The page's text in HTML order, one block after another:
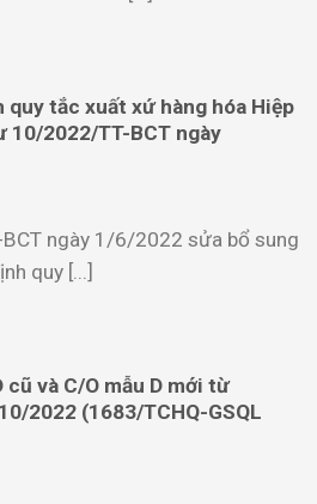
quy tắc xuất xứ hàng hóa Hiệp
10/2022/TT-BCT ngày
ngày 1/6/2022 sửa bổ sung
quy [...]
cũ và C/O mẫu D mới từ
2022 (1683/TCHQ-GSQL